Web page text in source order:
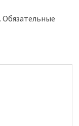
Обязательные